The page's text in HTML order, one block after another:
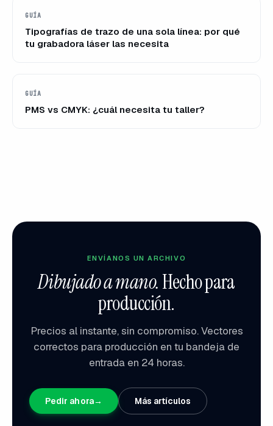
GUÍA
Tipografías de trazo de una sola línea: por qué
tu grabadora láser las necesita
GUÍA
PMS vs CMYK: ¿cuál necesita tu taller?
ENVÍANOS UN ARCHIVO
Dibujado a mano.Hecho para
producción.
Precios al instante, sin compromiso. Vectores
correctos para producción en tu bandeja de
entrada en 24 horas.
Pedir ahora→ Más artículos